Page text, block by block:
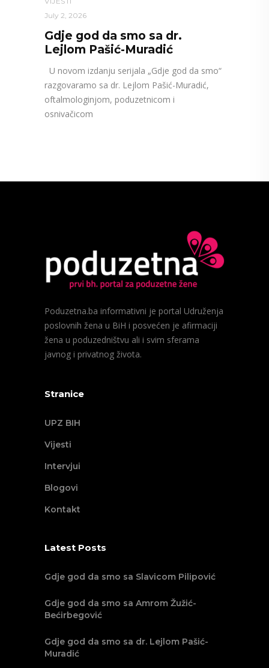
July 2, 2026
Gdje god da smo sa dr.
Lejlom Pašić-Muradić
U novom izdanju serijala „Gdje god da smo“
razgovaramo sa dr. Lejlom Pašić-Muradić,
oftalmologinjom, poduzetnicom i
osnivačicom
Poduzetna.ba informativni je portal Udruženja
poslovnih žena u BiH i posvećen je afirmaciji
žena u poduzedništvu ali i svim sferama
javnog i privatnog života.
Stranice
UPZ BIH
Vijesti
Intervjui
Blogovi
Kontakt
Latest Posts
Gdje god da smo sa Slavicom Pilipović
Gdje god da smo sa Amrom Žužić-
Bećirbegović
Gdje god da smo sa dr. Lejlom Pašić-
Muradić